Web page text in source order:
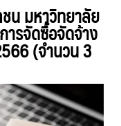
น มหาวิทยาลัย
ารจัดซื้อจัดจ้าง
(จำนวน 3